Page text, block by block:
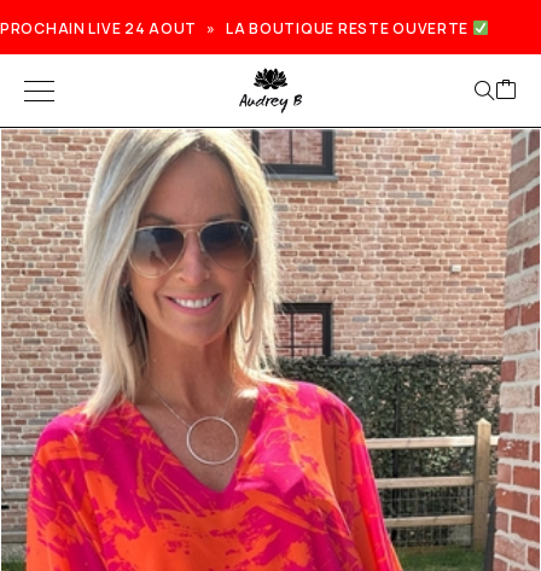
PROCHAIN LIVE 24 AOUT » LA BOUTIQUE RESTE OUVERTE